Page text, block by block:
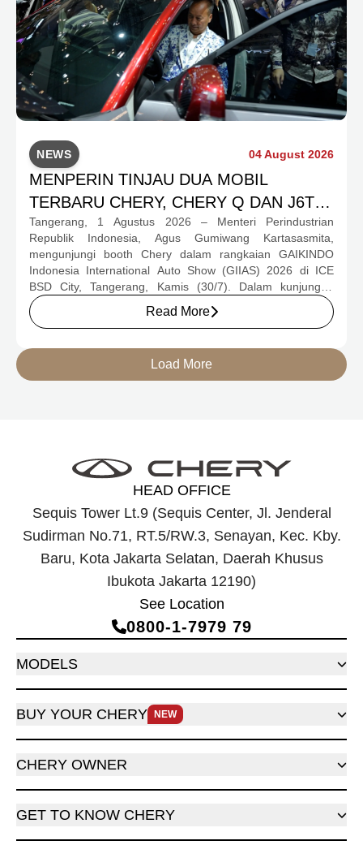
NEWS 04 August 2026
MENPERIN TINJAU DUA MOBIL
TERBARU CHERY, CHERY Q DAN J6T
CSH YANG JADI SOROTAN DI GIIAS
2026
Tangerang, 1 Agustus 2026 – Menteri Perindustrian
Republik Indonesia, Agus Gumiwang Kartasasmita,
mengunjungi booth Chery dalam rangkaian GAIKINDO
Indonesia International Auto Show (GIIAS) 2026 di ICE
BSD City, Tangerang, Kamis (30/7). Dalam kunjungan
tersebut, Menteri Perindustrian meninjau dua produk
elektrifikasi terbaru Chery, yakni Chery Q, compact EV
berteknologi Range-Extended Electric Vehicle (REEV) yang
dirancang untuk mendukung perjalanan jarak jauh.
Read More
Load More
HEAD OFFICE
Sequis Tower Lt.9 (Sequis Center, Jl. Jenderal
Sudirman No.71, RT.5/RW.3, Senayan, Kec. Kby.
Baru, Kota Jakarta Selatan, Daerah Khusus
Ibukota Jakarta 12190)
See Location
0800‑1‑7979 79
MODELS
BUY YOUR CHERY NEW
CHERY OWNER
GET TO KNOW CHERY